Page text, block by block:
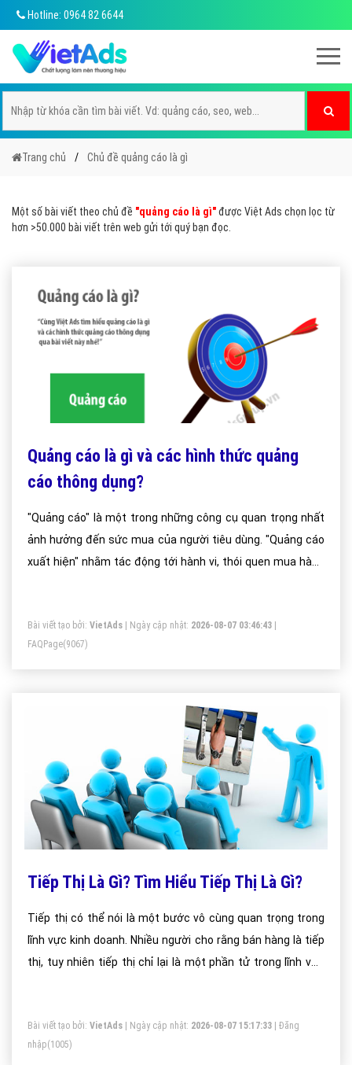
Hotline: 0964 82 6644
Trang chủ Chủ đề quảng cáo là gì
Một số bài viết theo chủ đề "quảng cáo là gì"được Việt Ads chọn lọc từ
hơn >50.000 bài viết trên web gửi tới quý bạn đọc.
Quảng cáo là gì và các hình thức quảng
cáo thông dụng?
"Quảng cáo" là một trong những công cụ quan trọng nhất
ảnh hưởng đến sức mua của người tiêu dùng. "Quảng cáo
xuất hiện" nhằm tác động tới hành vi, thói quen mua hàng
phẩm hay dịch vụ của người bán.
Bài viết tạo bởi: VietAds | Ngày cập nhật: 2026-08-07 03:46:43
FAQPage(9067)
Tiếp Thị Là Gì? Tìm Hiểu Tiếp Thị Là Gì?
Tiếp thị có thể nói là một bước vô cùng quan trọng trong
lĩnh vực kinh doanh. Nhiều người cho rằng bán hàng là tiếp
thị, tuy nhiên tiếp thị chỉ lại là một phần tử trong lĩnh vực
Bài viết tạo bởi: VietAds | Ngày cập nhật: 2026-08-07 15:17:33
Đăng
nhập(1005)